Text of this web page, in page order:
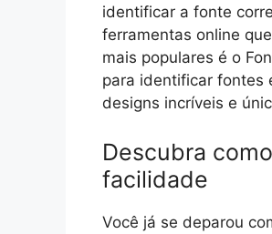
identificar a fonte
ferramentas online
mais populares é o
para identificar fontes
designs incríveis e
Descubra
facilidade
Você já se deparou